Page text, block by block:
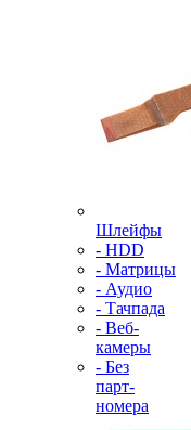
Шлейфы
- HDD
- Матрицы
- Аудио
- Тачпада
- Веб-
камеры
- Без
парт-
номера